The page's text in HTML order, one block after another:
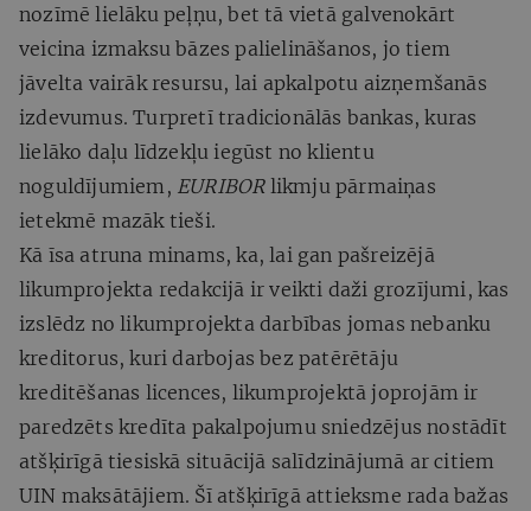
nozīmē lielāku peļņu, bet tā vietā galvenokārt
veicina izmaksu bāzes palielināšanos, jo tiem
jāvelta vairāk resursu, lai apkalpotu aizņemšanās
izdevumus. Turpretī tradicionālās bankas, kuras
lielāko daļu līdzekļu iegūst no klientu
noguldījumiem, EURIBORlikmju pārmaiņas
ietekmē mazāk tieši.
Kā īsa atruna minams, ka, lai gan pašreizējā
likumprojekta redakcijā ir veikti daži grozījumi, kas
izslēdz no likumprojekta darbības jomas nebanku
kreditorus, kuri darbojas bez patērētāju
kreditēšanas licences, likumprojektā joprojām ir
paredzēts kredīta pakalpojumu sniedzējus nostādīt
atšķirīgā tiesiskā situācijā salīdzinājumā ar citiem
UIN maksātājiem. Šī atšķirīgā attieksme rada bažas